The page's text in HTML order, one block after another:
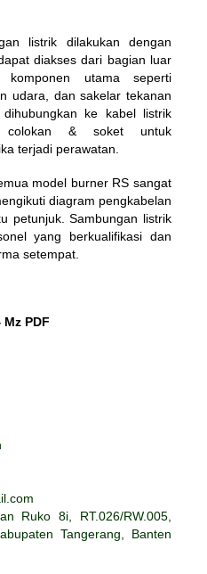
listrik dilakukan dengan
diakses dari bagian luar
utama seperti
udara, dan sakelar tekanan
ke kabel listrik
colokan & soket untuk
terjadi perawatan.
model burner RS ​​sangat
diagram pengkabelan
petunjuk. Sambungan listrik
yang berkualifikasi dan
setempat.
Mz PDF
Ruko 8i, RT.026/RW.005,
Tangerang, Banten